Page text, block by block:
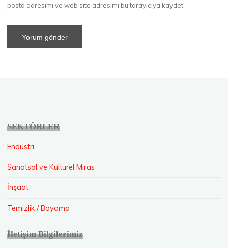
posta adresimi ve web site adresimi bu tarayıcıya kaydet.
SEKTÖRLER
Endüstri
Sanatsal ve Kültürel Miras
İnşaat
Temizlik / Boyama
İletişim Bilgilerimiz